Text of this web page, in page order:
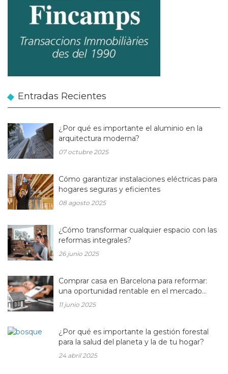
Entradas Recientes
¿Por qué es importante el aluminio en la
arquitectura moderna?
07 octubre 2025
Cómo garantizar instalaciones eléctricas para
hogares seguras y eficientes
08 agosto 2025
¿Cómo transformar cualquier espacio con las
reformas integrales?
26 junio 2025
Comprar casa en Barcelona para reformar:
una oportunidad rentable en el mercado
inmobiliario actual
11 junio 2025
¿Por qué es importante la gestión forestal
para la salud del planeta y la de tu hogar?
24 abril 2025